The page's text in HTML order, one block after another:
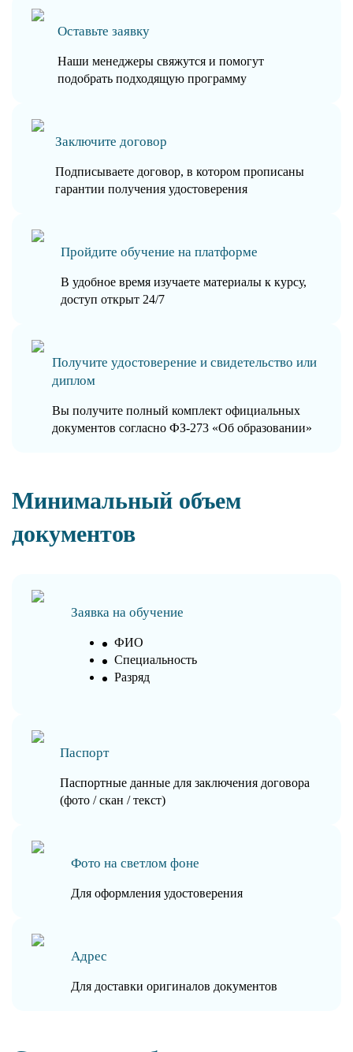
Оставьте заявку
Наши менеджеры свяжутся и помогут
подобрать подходящую программу
Заключите договор
Подписываете договор, в котором прописаны
гарантии получения удостоверения
Пройдите обучение на платформе
В удобное время изучаете материалы к курсу,
доступ открыт 24/7
Получите удостоверение и свидетельство или
диплом
Вы получите полный комплект официальных
документов согласно ФЗ-273 «Об образовании»
Минимальный объем
документов
Заявка на обучение
ФИО
Специальность
Разряд
Паспорт
Паспортные данные для заключения договора
(фото / скан / текст)
Фото на светлом фоне
Для оформления удостоверения
Адрес
Для доставки оригиналов документов